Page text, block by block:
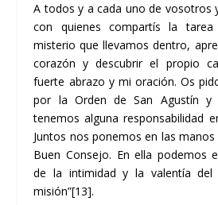
A todos y a cada uno de vosotros
con quienes compartís la
misterio que llevamos dentro,
corazón y descubrir el propio
fuerte abrazo y mi oración. Os
por la Orden de San Agustín
tenemos alguna responsabilidad
Juntos nos ponemos en las
Buen Consejo. En ella podemos
de la intimidad y la valentía
misión”[13].